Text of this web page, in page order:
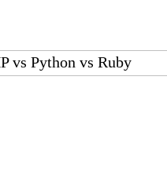
vs Python vs Ruby